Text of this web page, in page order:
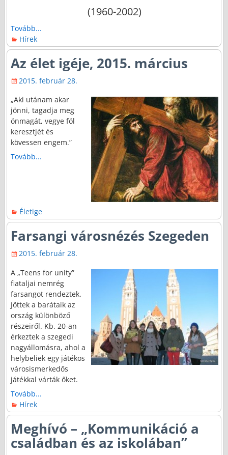
(1960-2002)
Tovább...
Hírek
Az élet igéje, 2015. március
2015. február 28.
„Aki utánam akar
jönni, tagadja meg
önmagát, vegye föl
keresztjét és
kövessen engem.”
Tovább...
Életige
Farsangi városnézés Szegeden
2015. február 28.
A „Teens for unity”
fiataljai nemrég
farsangot rendeztek.
Jöttek a barátaik az
ország különböző
részeiről. Kb. 20-an
érkeztek a szegedi
nagyállomásra, ahol a
helybeliek egy játékos
városismerkedős
játékkal várták őket.
Tovább...
Hírek
Meghívó – „Kommunikáció a
családban és az iskolában”